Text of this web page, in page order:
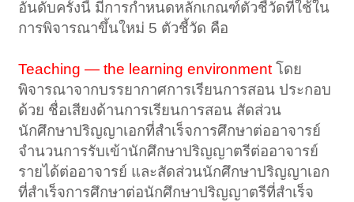
อันดับครั้งนี้ มีการกำหนดหลักเกณฑ์ตัวชี้วัดที่ใช้ใน
การพิจารณาขึ้นใหม่ 5 ตัวชี้วัด คือ
Teaching — the learning environmentโดย
พิจารณาจากบรรยากาศการเรียนการสอน ประกอบ
ด้วย ชื่อเสียงด้านการเรียนการสอน สัดส่วน
นักศึกษาปริญญาเอกที่สำเร็จการศึกษาต่ออาจารย์
จำนวนการรับเข้านักศึกษาปริญญาตรีต่ออาจารย์
รายได้ต่ออาจารย์ และสัดส่วนนักศึกษาปริญญาเอก
ที่สำเร็จการศึกษาต่อนักศึกษาปริญญาตรีที่สำเร็จ